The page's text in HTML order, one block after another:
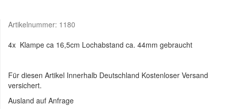
Artikelnummer: 1180
4x Klampe ca 16,5cm Lochabstand ca. 44mm gebraucht
Für diesen Artikel Innerhalb Deutschland Kostenloser Versand
versichert.
Ausland auf Anfrage